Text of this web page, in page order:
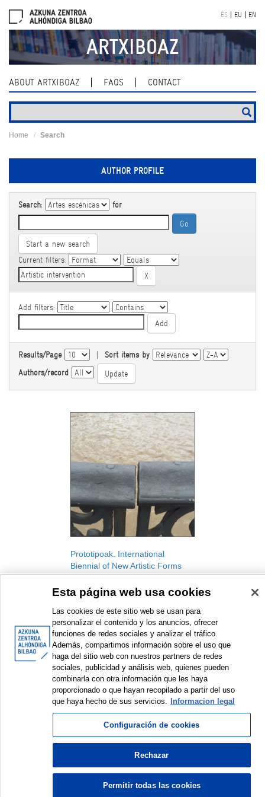
navigation
ES EU EN
ARTXIBOAZ
ABOUT ARTXIBOAZ FAQS CONTACT
Home Search
AUTHOR PROFILE
Search: for
Start a new search
Current filters:
Add filters:
Results/Page | Sort items by
Authors/record
Prototipoak. International
Biennial of New Artistic Forms
investigación
Artistic intervention
2018
< Items sorted by: 1 to 1 of 1 >
© Azkuna Zentroa - Alhóndiga Bilbao
Esta página web usa cookies
Las cookies de este sitio web se usan para
personalizar el contenido y los anuncios, ofrecer
funciones de redes sociales y analizar el tráfico.
Además, compartimos información sobre el uso que
haga del sitio web con nuestros partners de redes
sociales, publicidad y análisis web, quienes pueden
combinarla con otra información que les haya
proporcionado o que hayan recopilado a partir del uso
que haya hecho de sus servicios.
Informacion legal
Configuración de cookies
Rechazar
Permitir todas las cookies